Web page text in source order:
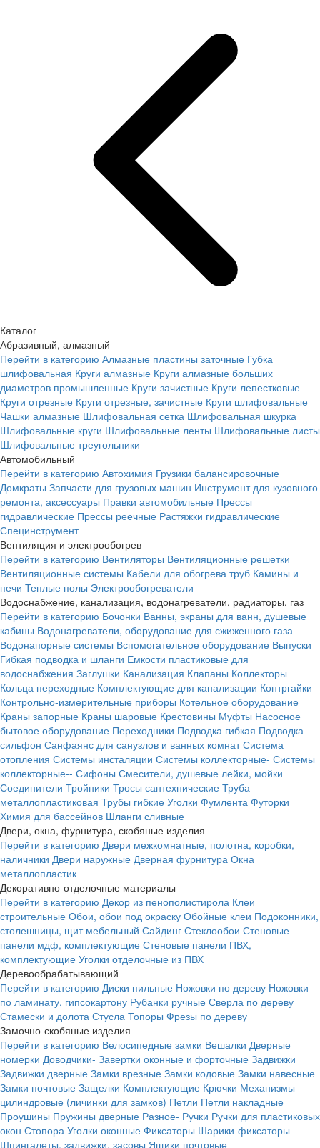
Каталог
Абразивный, алмазный
Перейти в категорию Алмазные пластины заточные Губка
шлифовальная Круги алмазные Круги алмазные больших
диаметров промышленные Круги зачистные Круги лепестковые
Круги отрезные Круги отрезные, зачистные Круги шлифовальные
Чашки алмазные Шлифовальная сетка Шлифовальная шкурка
Шлифовальные круги Шлифовальные ленты Шлифовальные листы
Шлифовальные треугольники
Автомобильный
Перейти в категорию Автохимия Грузики балансировочные
Домкраты Запчасти для грузовых машин Инструмент для кузовного
ремонта, аксессуары Правки автомобильные Прессы
гидравлические Прессы реечные Растяжки гидравлические
Специнструмент
Вентиляция и электрообогрев
Перейти в категорию Вентиляторы Вентиляционные решетки
Вентиляционные системы Кабели для обогрева труб Камины и
печи Теплые полы Электрообогреватели
Водоснабжение, канализация, водонагреватели, радиаторы, газ
Перейти в категорию Бочонки Ванны, экраны для ванн, душевые
кабины Водонагреватели, оборудование для сжиженного газа
Водонапорные системы Вспомогательное оборудование Выпуски
Гибкая подводка и шланги Емкости пластиковые для
водоснабжения Заглушки Канализация Клапаны Коллекторы
Кольца переходные Комплектующие для канализации Контргайки
Контрольно-измерительные приборы Котельное оборудование
Краны запорные Краны шаровые Крестовины Муфты Насосное
бытовое оборудование Переходники Подводка гибкая Подводка-
сильфон Санфаянс для санузлов и ванных комнат Система
отопления Системы инсталяции Системы коллекторные- Системы
коллекторные-- Сифоны Смесители, душевые лейки, мойки
Соединители Тройники Тросы сантехнические Труба
металлопластиковая Трубы гибкие Уголки Фумлента Футорки
Химия для бассейнов Шланги сливные
Двери, окна, фурнитура, скобяные изделия
Перейти в категорию Двери межкомнатные, полотна, коробки,
наличники Двери наружные Дверная фурнитура Окна
металлопластик
Декоративно-отделочные материалы
Перейти в категорию Декор из пенополистирола Клеи
строительные Обои, обои под окраску Обойные клеи Подоконники,
столешницы, щит мебельный Сайдинг Стеклообои Стеновые
панели мдф, комплектующие Стеновые панели ПВХ,
комплектующие Уголки отделочные из ПВХ
Деревообрабатывающий
Перейти в категорию Диски пильные Ножовки по дереву Ножовки
по ламинату, гипсокартону Рубанки ручные Сверла по дереву
Стамески и долота Стусла Топоры Фрезы по дереву
Замочно-скобяные изделия
Перейти в категорию Велосипедные замки Вешалки Дверные
номерки Доводчики- Завертки оконные и форточные Задвижки
Задвижки дверные Замки врезные Замки кодовые Замки навесные
Замки почтовые Защелки Комплектующие Крючки Механизмы
цилиндровые (личинки для замков) Петли Петли накладные
Проушины Пружины дверные Разное- Ручки Ручки для пластиковых
окон Стопора Уголки оконные Фиксаторы Шарики-фиксаторы
Шпингалеты, задвижки, засовы Ящики почтовые